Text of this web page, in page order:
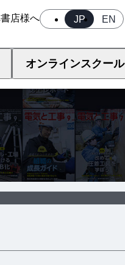
JP EN
書店様へ
オンラインスクール